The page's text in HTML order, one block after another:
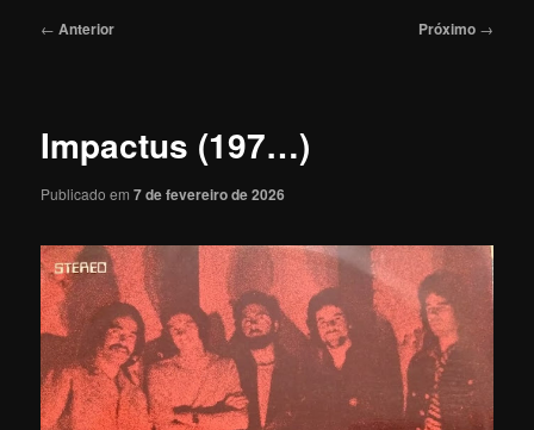
Navegação
← Anterior Próximo →
Impactus (197…)
Publicado em7 de fevereiro de 2026